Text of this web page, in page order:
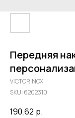
Передняя
VICTORINOX
SKU: 6202310
190,62 р.